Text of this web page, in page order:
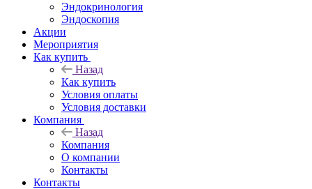
Эндокринология
Эндоскопия
Акции
Мероприятия
Как купить
Назад
Как купить
Условия оплаты
Условия доставки
Компания
Назад
Компания
О компании
Контакты
Контакты